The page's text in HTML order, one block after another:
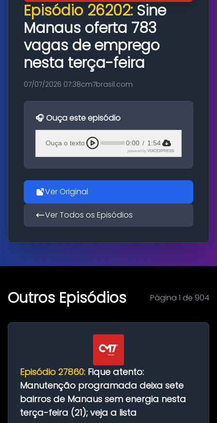
Episódio 26202: Sine
Manaus oferta 783
vagas de emprego
nesta terça-feira
07/07/2026 07:38cm7brasil.com
🎧 Ouça este episódio
Ouça o texto 0:00 / 1:54
powered by VOICEXPRESS
Ver Original
Ver Todos os Episódios
Outros Episódios Página 1 de 904
Episódio 27860: Fique atento:
Manutenção programada deixa sete
bairros de Manaus sem energia nesta
terça-feira (21); veja a lista